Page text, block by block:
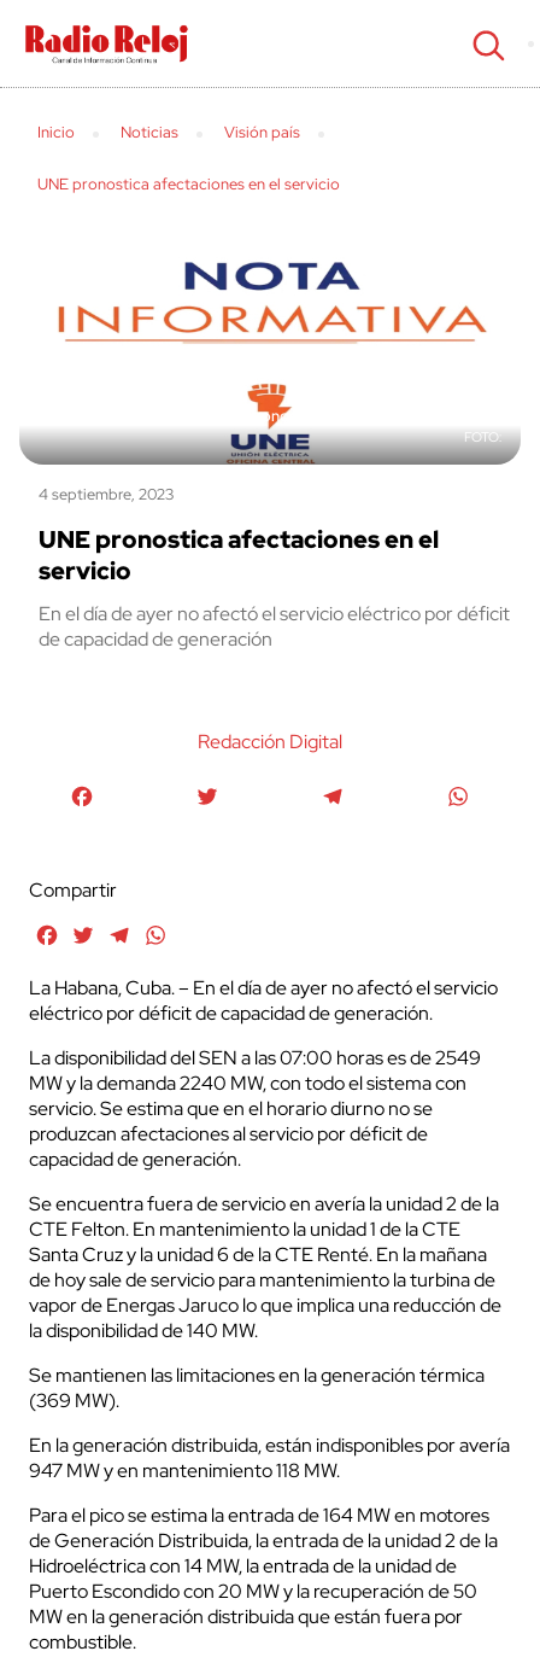
cerrar
Inicio Noticias Visión país
UNE pronostica afectaciones en el servicio
Pronostican afectaciones al servicio
4 septiembre, 2023
UNE pronostica afectaciones en el
servicio
En el día de ayer no afectó el servicio eléctrico por déficit
de capacidad de generación
Redacción Digital
Compartir
FacebookTwitterTelegram
La Habana, Cuba. – En el día de ayer no afectó el servicio
eléctrico por déficit de capacidad de generación.
La disponibilidad del SEN a las 07:00 horas es de 2549
MW y la demanda 2240 MW, con todo el sistema con
servicio. Se estima que en el horario diurno no se
produzcan afectaciones al servicio por déficit de
capacidad de generación.
Se encuentra fuera de servicio en avería la unidad 2 de la
CTE Felton. En mantenimiento la unidad 1 de la CTE
Santa Cruz y la unidad 6 de la CTE Renté. En la mañana
de hoy sale de servicio para mantenimiento la turbina de
vapor de Energas Jaruco lo que implica una reducción de
la disponibilidad de 140 MW.
Se mantienen las limitaciones en la generación térmica
(369 MW).
En la generación distribuida, están indisponibles por avería
947 MW y en mantenimiento 118 MW.
Para el pico se estima la entrada de 164 MW en motores
de Generación Distribuida, la entrada de la unidad 2 de la
Hidroeléctrica con 14 MW, la entrada de la unidad de
Puerto Escondido con 20 MW y la recuperación de 50
MW en la generación distribuida que están fuera por
combustible.